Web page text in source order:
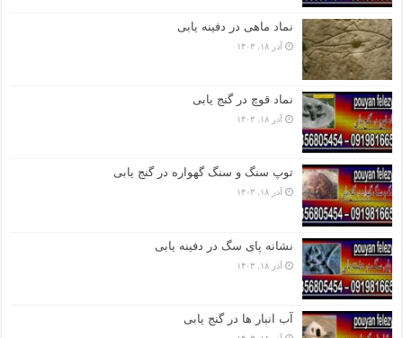
نماد ماهی در دفینه یابی
آذر ۱۸, ۱۴۰۳
نماد قوچ در گنج یابی
آذر ۱۸, ۱۴۰۳
توپ سنگ و سنگ گهواره در گنج یابی
آذر ۱۸, ۱۴۰۳
نشانه پای سگ در دفینه یابی
آذر ۱۸, ۱۴۰۳
آب انبار ها در گنج یابی